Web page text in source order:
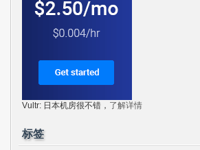
Vultr: 日本机房很不错， 了解详情
标签